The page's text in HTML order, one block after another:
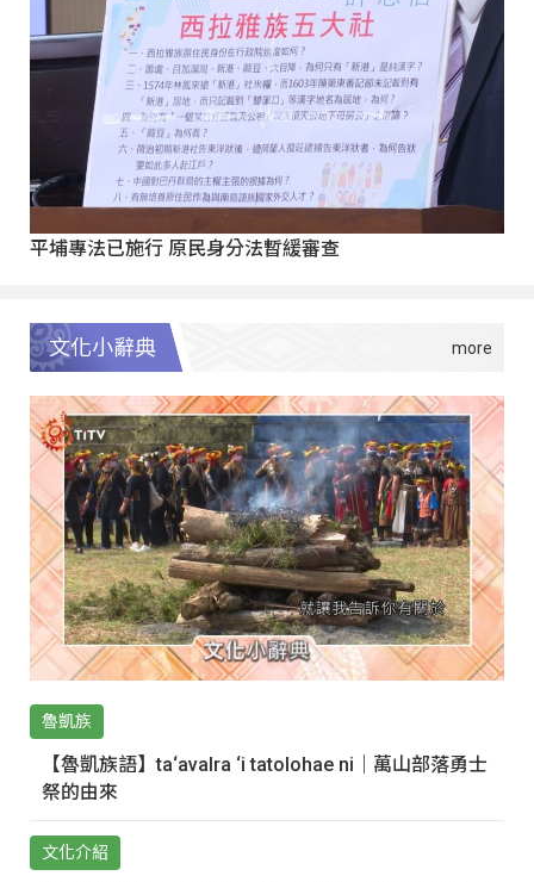
平埔專法已施行 原民身分法暫緩審查
文化小辭典
魯凱族
【魯凱族語】ta‘avalra ‘i tatolohae ni｜萬山部落勇士
祭的由來
文化介紹